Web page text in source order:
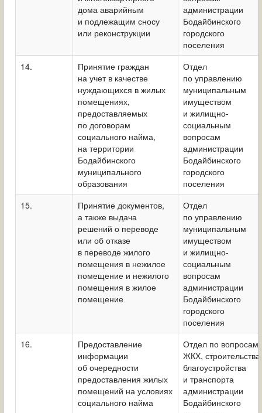
дома аварийным
и подлежащим сносу
или реконструкции
администрации
Бодайбинского
городского
поселения
14.
Принятие граждан
на учет в качестве
нуждающихся в жилых
помещениях,
предоставляемых
по договорам
социального найма,
на территории
Бодайбинского
муниципального
образования
Отдел
по управлению
муниципальным
имуществом
и жилищно-
социальным
вопросам
администрации
Бодайбинского
городского
поселения
15.
Принятие документов,
а также выдача
решений о переводе
или об отказе
в переводе жилого
помещения в нежилое
помещение и нежилого
помещения в жилое
помещение
Отдел
по управлению
муниципальным
имуществом
и жилищно-
социальным
вопросам
администрации
Бодайбинского
городского
поселения
16.
Предоставление
информации
об очередности
предоставления жилых
помещений на условиях
социального найма
Отдел по вопросам
ЖКХ, строительства,
благоустройства
и транспорта
администрации
Бодайбинского